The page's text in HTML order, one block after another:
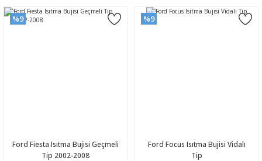
%9
Ford Fiesta Isıtma Bujisi Geçmeli
Tip 2002-2008
%9
Ford Focus Isıtma Bujisi Vidalı
Tip